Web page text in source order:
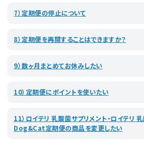
7）定期便の停止について
8）定期便を再開することはできますか？
9）数ヶ月まとめてお休みしたい
10）定期便にポイントを使いたい
11）ロイテリ 乳酸菌サプリメント・ロイテリ
Dog&Cat定期便の商品を変更したい